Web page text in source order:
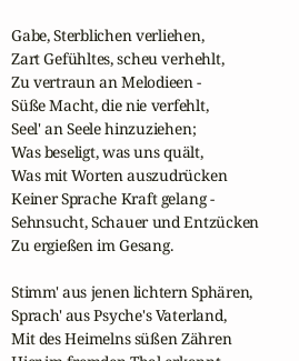
Gabe, Sterblichen verliehen,
Zart Gefühltes, scheu verhehlt,
Zu vertraun an Melodieen -
Süße Macht, die nie verfehlt,
Seel' an Seele hinzuziehen;
Was beseligt, was uns quält,
Was mit Worten auszudrücken
Keiner Sprache Kraft gelang -
Sehnsucht, Schauer und Entzücken
Zu ergießen im Gesang.
Stimm' aus jenen lichtern Sphären,
Sprach' aus Psyche's Vaterland,
Mit des Heimelns süßen Zähren